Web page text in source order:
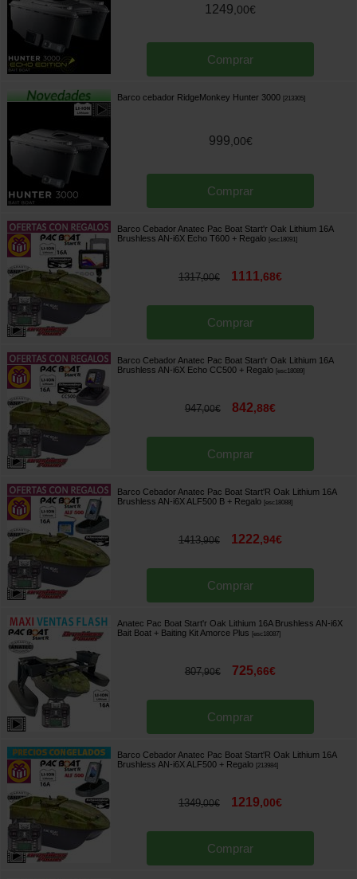
1249 00€
Comprar
Barco cebador RidgeMonkey Hunter 3000 [213305]
999 00€
Comprar
Barco Cebador Anatec Pac Boat Start'r Oak Lithium 16A
Brushless AN-i6X Echo T600 + Regalo [esc18091]
1317,00€ 1111,68€
Comprar
Barco Cebador Anatec Pac Boat Start'r Oak Lithium 16A
Brushless AN-i6X Echo CC500 + Regalo [esc18089]
947,00€ 842,88€
Comprar
Barco Cebador Anatec Pac Boat Start'R Oak Lithium 16A
Brushless AN-i6X ALF500 B + Regalo [esc18088]
1413,90€ 1222,94€
Comprar
Anatec Pac Boat Start'r Oak Lithium 16A Brushless AN-i6X
Bait Boat + Baiting Kit Amorce Plus [esc18087]
807,90€ 725,66€
Comprar
Barco Cebador Anatec Pac Boat Start'R Oak Lithium 16A
Brushless AN-i6X ALF500 + Regalo [213984]
1349,00€ 1219,00€
Comprar